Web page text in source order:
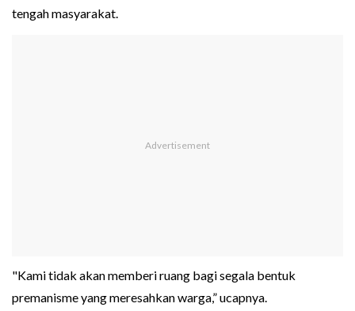
tengah masyarakat.
"Kami tidak akan memberi ruang bagi segala bentuk
premanisme yang meresahkan warga,” ucapnya.